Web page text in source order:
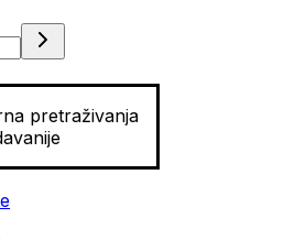
pretraživanja